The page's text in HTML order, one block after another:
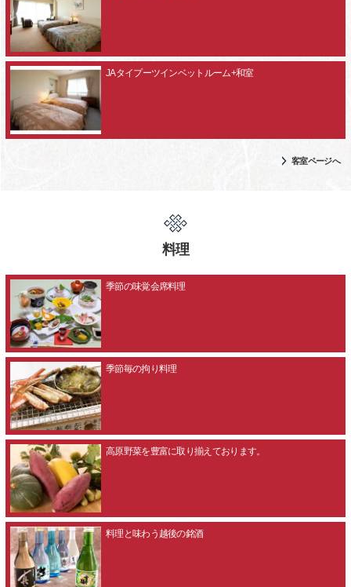
JAタイプーツインベットルーム+和室
客室ページへ
料理
季節の味覚会席料理
季節毎の拘り料理
高原野菜を豊富に取り揃えております。
料理と味わう越後の銘酒